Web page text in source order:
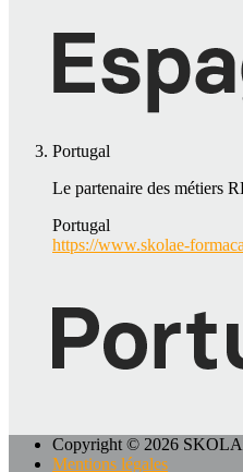
Portugal
Le partenaire des métiers
Portugal
https://www.skolae-
Copyright © 2026
Mentions légales